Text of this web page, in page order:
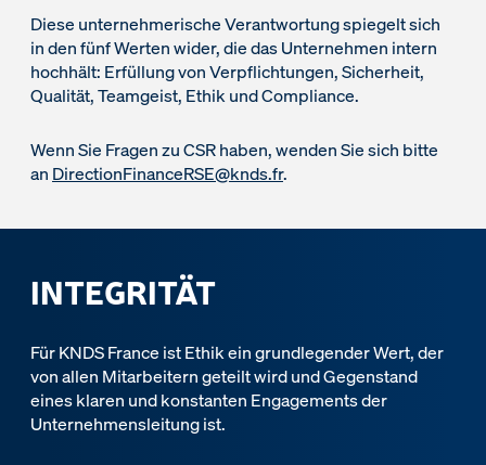
Diese unternehmerische Verantwortung spiegelt sich
in den fünf Werten wider, die das Unternehmen intern
hochhält: Erfüllung von Verpflichtungen, Sicherheit,
Qualität, Teamgeist, Ethik und Compliance.
Wenn Sie Fragen zu CSR haben, wenden Sie sich bitte
an DirectionFinanceRSE@knds.fr.
INTEGRITÄT
Für KNDS France ist Ethik ein grundlegender Wert, der
von allen Mitarbeitern geteilt wird und Gegenstand
eines klaren und konstanten Engagements der
Unternehmensleitung ist.